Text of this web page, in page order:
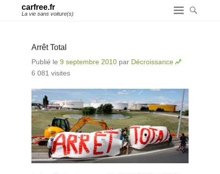
carfree.fr
La vie sans voiture(s)
Arrêt Total
Publié le 9 septembre 2010 par Décroissance
6 081 visites